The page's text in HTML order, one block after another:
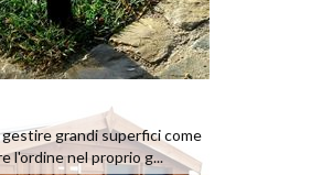
grandi superfici come
l'ordine nel proprio g...